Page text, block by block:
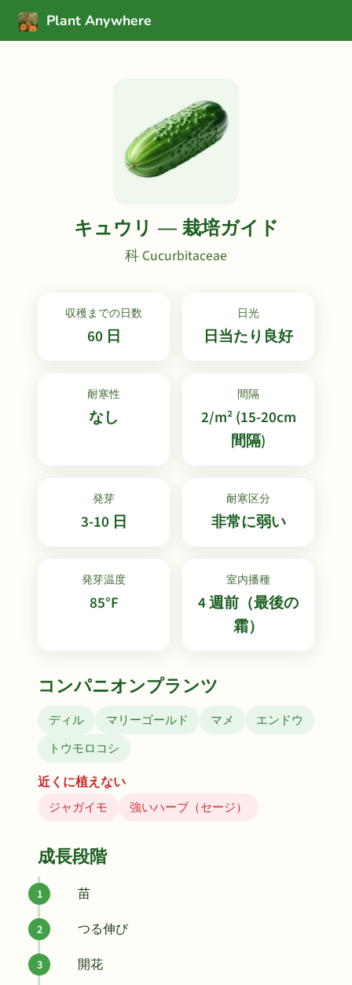
Plant Anywhere
キュウリ — 栽培ガイド
科 Cucurbitaceae
収穫までの日数
60 日
日光
日当たり良好
耐寒性
なし
間隔
2/m² (15-20cm
間隔)
発芽
3-10 日
耐寒区分
非常に弱い
発芽温度
85°F
室内播種
4 週前（最後の
霜）
コンパニオンプランツ
ディル マリーゴールド マメ
エンドウ
トウモロコシ
近くに植えない
ジャガイモ
強いハーブ（セージ）
成長段階
苗
つる伸び
開花